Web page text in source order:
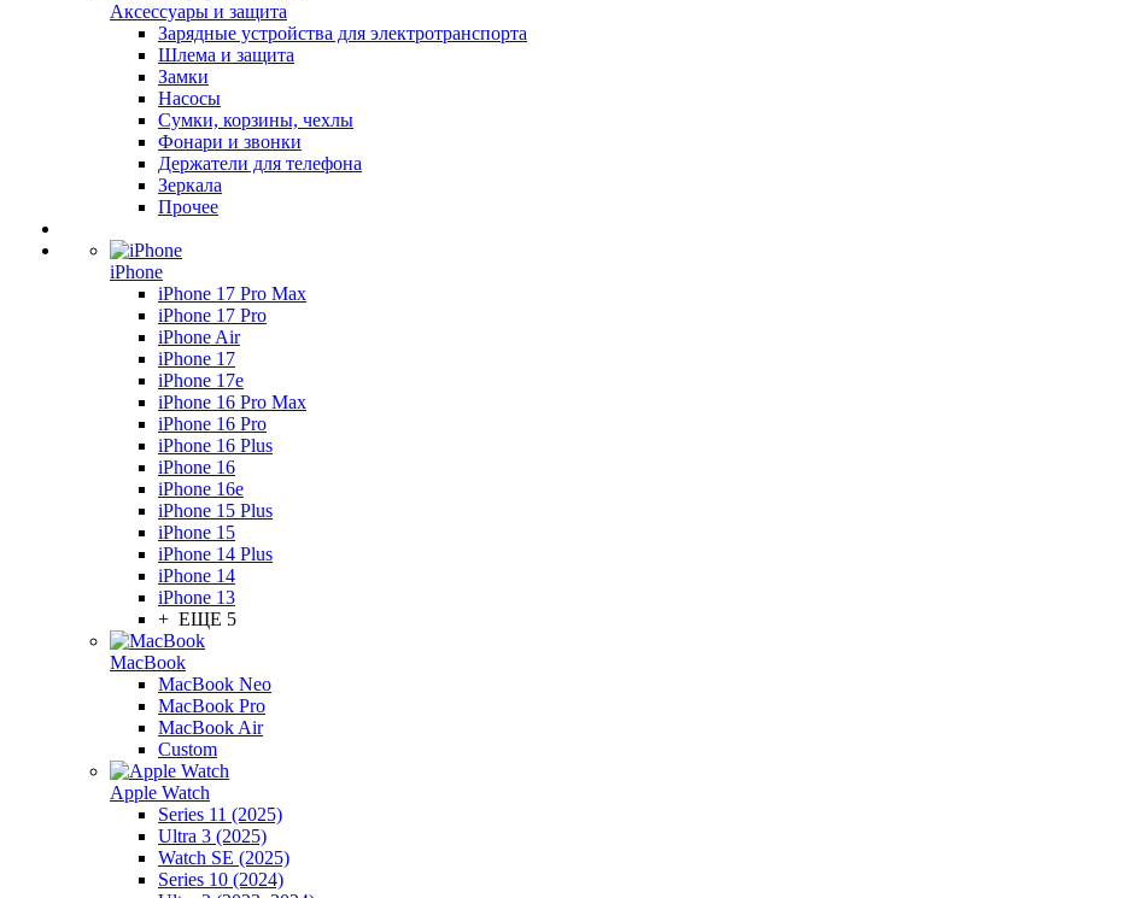
Аксессуары и защита
Зарядные устройства для электротранспорта
Шлема и защита
Замки
Насосы
Сумки, корзины, чехлы
Фонари и звонки
Держатели для телефона
Зеркала
Прочее
iPhone
iPhone 17 Pro Max
iPhone 17 Pro
iPhone Air
iPhone 17
iPhone 17e
iPhone 16 Pro Max
iPhone 16 Pro
iPhone 16 Plus
iPhone 16
iPhone 16e
iPhone 15 Plus
iPhone 15
iPhone 14 Plus
iPhone 14
iPhone 13
+ ЕЩЕ 5
MacBook
MacBook Neo
MacBook Pro
MacBook Air
Custom
Apple Watch
Series 11 (2025)
Ultra 3 (2025)
Watch SE (2025)
Series 10 (2024)